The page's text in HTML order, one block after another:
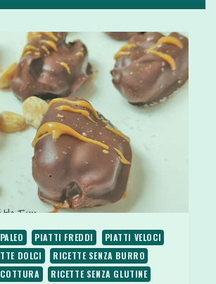
PALEO PIATTI FREDDI
PIATTI VELOCI
DOLCI
RICETTE SENZA BURRO
RICETTE SENZA GLUTINE